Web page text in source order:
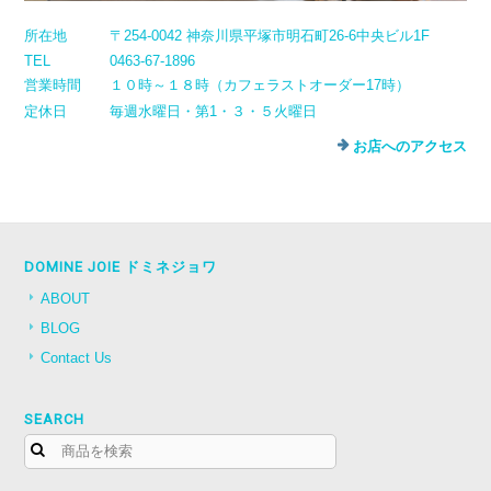
所在地
〒254-0042 神奈川県平塚市明石町26-6中央ビル1F
TEL
0463-67-1896
営業時間
１０時～１８時（カフェラストオーダー17時）
定休日
毎週水曜日・第1・３・５火曜日
お店へのアクセス
DOMINE JOIE ドミネジョワ
ABOUT
BLOG
Contact Us
SEARCH